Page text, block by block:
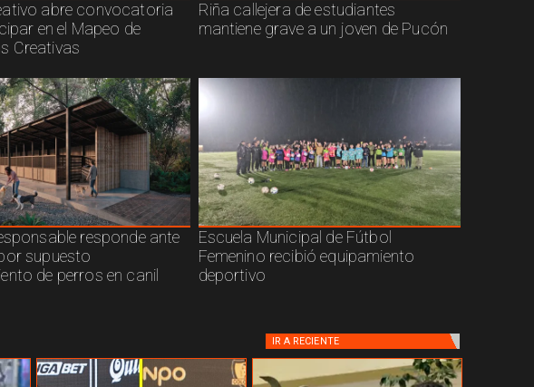
abre convocatoria
en el Mapeo de
Creativas
Riña callejera de estudiantes
mantiene grave a un joven de Pucón
responde ante
supuesto
de perros en canil
Escuela Municipal de Fútbol
Femenino recibió equipamiento
deportivo
IR A RECIENTE